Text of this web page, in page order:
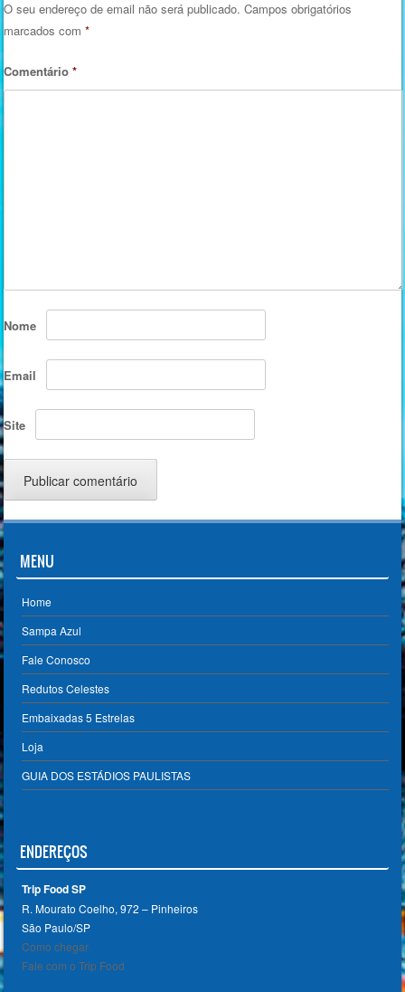
O seu endereço de email não será publicado. Campos obrigatórios
marcados com*
Comentário*
Nome
Email
Site
MENU
Home
Sampa Azul
Fale Conosco
Redutos Celestes
Embaixadas 5 Estrelas
Loja
GUIA DOS ESTÁDIOS PAULISTAS
ENDEREÇOS
Trip Food SP
R. Mourato Coelho, 972 – Pinheiros
São Paulo/SP ‎
Como chegar
Fale com o Trip Food